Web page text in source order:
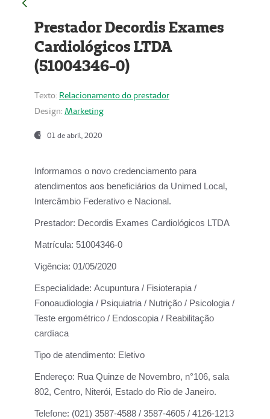
Prestador Decordis Exames
Cardiológicos LTDA
(51004346-0)
Texto: Relacionamento do prestador
Design: Marketing
01 de abril, 2020
Informamos o novo credenciamento para
atendimentos aos beneficiários da Unimed Local,
Intercâmbio Federativo e Nacional.
Prestador: Decordis Exames Cardiológicos LTDA
Matrícula: 51004346-0
Vigência: 01/05/2020
Especialidade: Acupuntura / Fisioterapia /
Fonoaudiologia / Psiquiatria / Nutrição / Psicologia /
Teste ergométrico / Endoscopia / Reabilitação
cardíaca
Tipo de atendimento: Eletivo
Endereço: Rua Quinze de Novembro, n°106, sala
802, Centro, Niterói, Estado do Rio de Janeiro.
Telefone: (021) 3587-4588 / 3587-4605 / 4126-1213